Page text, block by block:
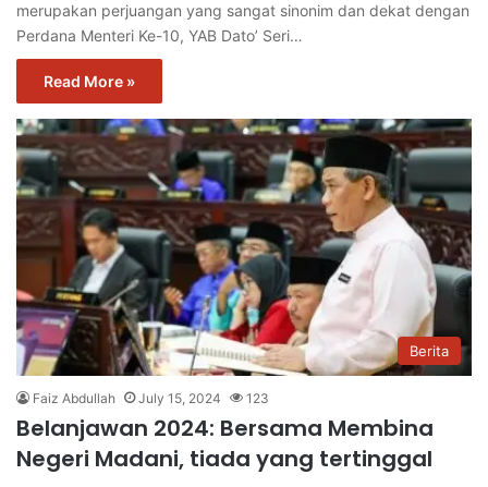
merupakan perjuangan yang sangat sinonim dan dekat dengan
Perdana Menteri Ke-10, YAB Dato’ Seri…
Read More »
Berita
Faiz Abdullah July 15, 2024 123
Belanjawan 2024: Bersama Membina
Negeri Madani, tiada yang tertinggal